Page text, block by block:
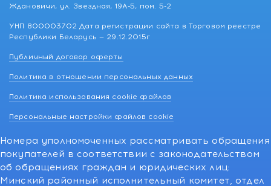
Ждановичи, ул. Звездная, 19А-5, пом. 5-2
УНП 800003702 Дата регистрации сайта в Торговом реестре
Республики Беларусь — 29.12.2015г
Публичный договор оферты
Политика в отношении персональных данных
Политика использования cookie файлов
Персональные настройки файлов cookie
Номера уполномоченных рассматривать обращения
покупателей в соответствии с законодательством
об обращениях граждан и юридических лиц:
Минский районный исполнительный комитет, отдел